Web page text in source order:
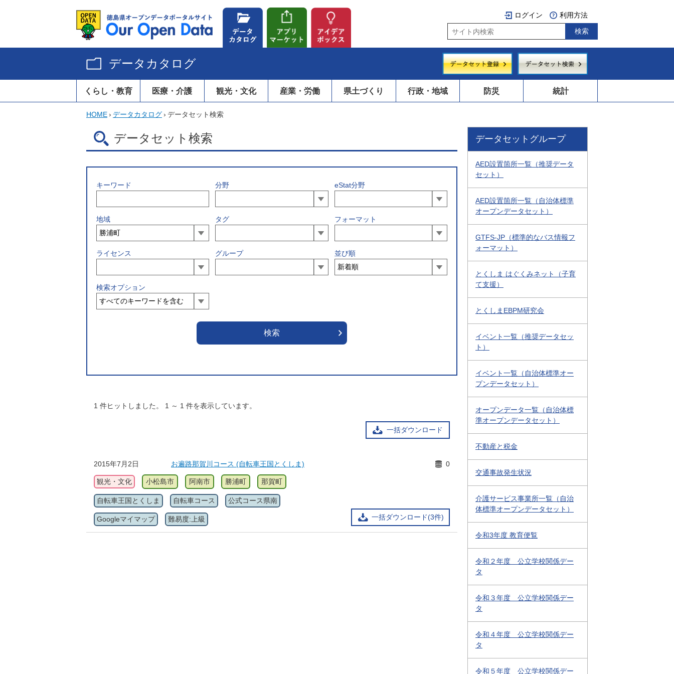
ログイン 利用方法
データカタログ
くらし・教育 医療・介護 観光・文化 産業・労働 県土づくり 行政・地域 防災 統計
HOME› データカタログ› データセット検索
データセット検索
キーワード 分野 eStat分野
地域 タグ フォーマット
ライセンス グループ 並び順
検索オプション
1 件ヒットしました。 1 ～ 1 件を表示しています。
一括ダウンロード
2015年7月2日 お遍路那賀川コース (自転車王国とくしま)
一括ダウンロード(3件)
0
観光・文化 小松島市 阿南市 勝浦町 那賀町
自転車王国とくしま 自転車コース 公式コース県南
Googleマイマップ 難易度:上級
データセットグループ
AED設置箇所一覧（推奨データ
セット）
AED設置箇所一覧（自治体標準
オープンデータセット）
GTFS-JP（標準的なバス情報フ
ォーマット）
とくしま はぐくみネット（子育
て支援）
とくしまEBPM研究会
イベント一覧（推奨データセッ
ト）
イベント一覧（自治体標準オー
プンデータセット）
オープンデータ一覧（自治体標
準オープンデータセット）
不動産と税金
交通事故発生状況
介護サービス事業所一覧（自治
体標準オープンデータセット）
令和3年度 教育便覧
令和２年度 公立学校関係デー
タ
令和３年度 公立学校関係デー
タ
令和４年度 公立学校関係デー
タ
令和５年度 公立学校関係デー